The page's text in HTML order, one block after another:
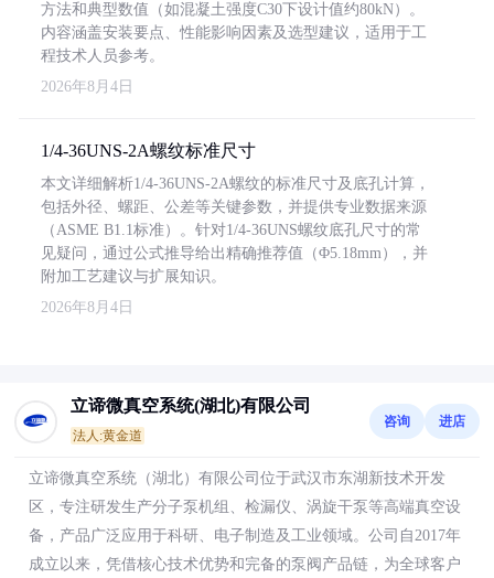
方法和典型数值（如混凝土强度C30下设计值约80kN）。
内容涵盖安装要点、性能影响因素及选型建议，适用于工
程技术人员参考。
2026年8月4日
1/4-36UNS-2A螺纹标准尺寸
本文详细解析1/4-36UNS-2A螺纹的标准尺寸及底孔计算，
包括外径、螺距、公差等关键参数，并提供专业数据来源
（ASME B1.1标准）。针对1/4-36UNS螺纹底孔尺寸的常
见疑问，通过公式推导给出精确推荐值（Φ5.18mm），并
附加工艺建议与扩展知识。
2026年8月4日
立谛微真空系统(湖北)有限公司
法人:黄金道
咨询 进店
立谛微真空系统（湖北）有限公司位于武汉市东湖新技术开发
区，专注研发生产分子泵机组、检漏仪、涡旋干泵等高端真空设
备，产品广泛应用于科研、电子制造及工业领域。公司自2017年
成立以来，凭借核心技术优势和完备的泵阀产品链，为全球客户